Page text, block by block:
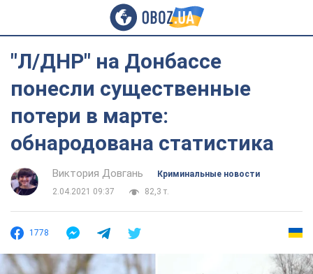
"Л/ДНР" на Донбассе
понесли существенные
потери в марте:
обнародована статистика
Виктория Довгань
Криминальные новости
2.04.2021 09:37
82,3 т.
1778